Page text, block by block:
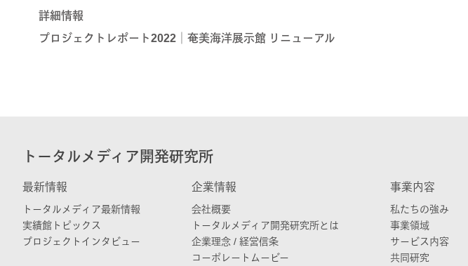
詳細情報
プロジェクトレポート2022｜奄美海洋展示館 リニューアル
トータルメディア開発研究所
最新情報
トータルメディア最新情報
実績館トピックス
プロジェクトインタビュー
企業情報
会社概要
トータルメディア開発研究所とは
企業理念 / 経営信条
コーポレートムービー
事業内容
私たちの強み
事業領域
サービス内容
共同研究